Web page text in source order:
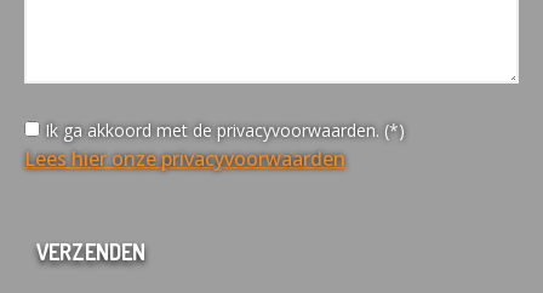
Ik ga akkoord met de privacyvoorwaarden. (*)
Lees hier onze privacyvoorwaarden